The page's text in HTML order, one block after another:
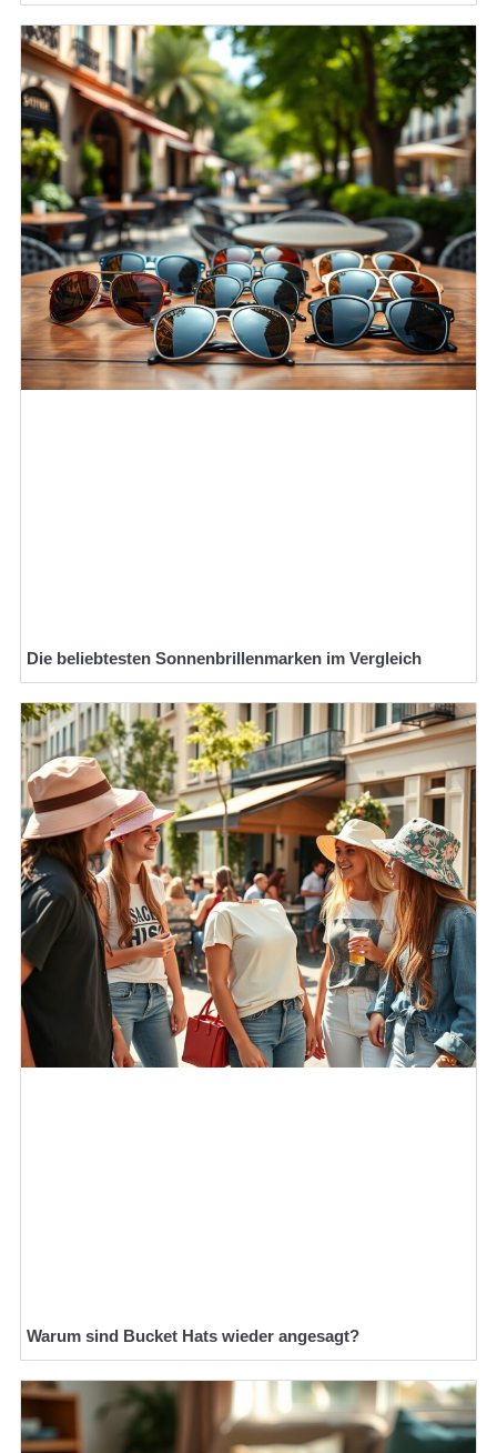
Die beliebtesten Sonnenbrillenmarken im Vergleich
Warum sind Bucket Hats wieder angesagt?